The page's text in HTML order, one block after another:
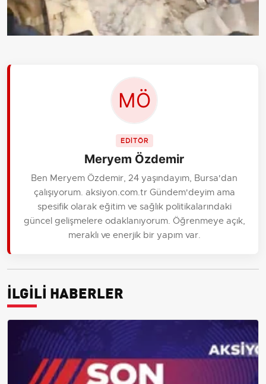
EDİTÖR
Meryem Özdemir
Ben Meryem Özdemir, 24 yaşındayım, Bursa'dan
çalışıyorum. aksiyon.com.tr Gündem'deyim ama
spesifik olarak eğitim ve sağlık politikalarındaki
güncel gelişmelere odaklanıyorum. Öğrenmeye açık,
meraklı ve enerjik bir yapım var.
İLGİLİ HABERLER